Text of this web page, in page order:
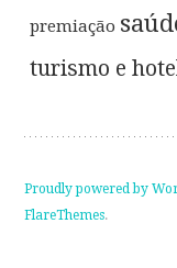
premiação
turismo e
Proudly powered by
FlareThemes.